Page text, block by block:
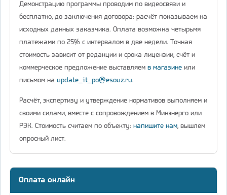
Демонстрацию программы проводим по видеосвязи и
бесплатно, до заключения договора: расчёт показываем на
исходных данных заказчика. Оплата возможна четырьмя
платежами по 25% с интервалом в две недели. Точная
стоимость зависит от редакции и срока лицензии, счёт и
коммерческое предложение выставляем в магазине или
письмом на update_it_po@esouz.ru.
Расчёт, экспертизу и утверждение нормативов выполняем и
своими силами, вместе с сопровождением в Минэнерго или
РЭК. Стоимость считаем по объекту: напишите нам, вышлем
опросный лист.
Оплата онлайн